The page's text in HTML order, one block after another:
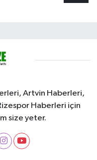
Artvin Haberleri,
Haberleri için
size yeter.